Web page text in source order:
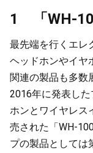
1 「WH-
最先端を行くエレ
ヘッドホンやイヤ
関連の製品も多数
2016年に発表し
ホンとワイヤレス
売された「WH-
プの製品としては